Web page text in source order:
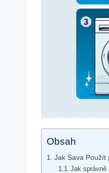
Obsah
Jak Sava Použít
Jak správně